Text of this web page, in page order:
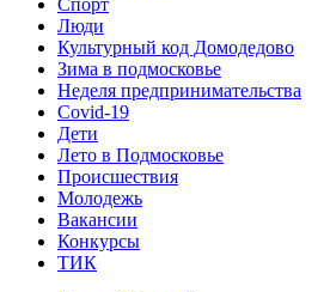
Спорт
Люди
Культурный код Домодедово
Зима в подмосковье
Неделя предпринимательства
Covid-19
Дети
Лето в Подмосковье
Происшествия
Молодежь
Вакансии
Конкурсы
ТИК